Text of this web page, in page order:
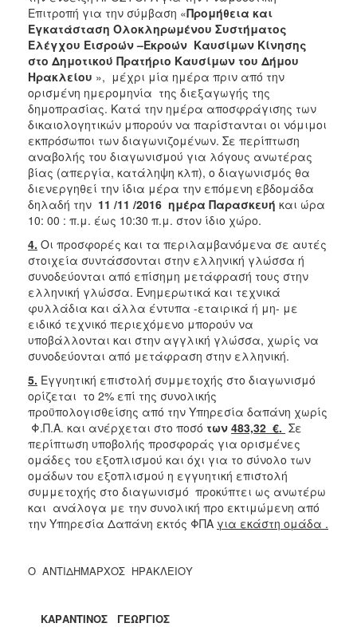
Επιτροπή για την σύμβαση «Προμήθεια και
Εγκατάσταση Ολοκληρωμένου Συστήματος
Ελέγχου Εισροών –Εκροών Καυσίμων Κίνησης
στο Δημοτικού Πρατήριο Καυσίμων του Δήμου
Ηρακλείου », μέχρι μία ημέρα πριν από την
ορισμένη ημερομηνία της διεξαγωγής της
δημοπρασίας. Κατά την ημέρα αποσφράγισης των
δικαιολογητικών μπορούν να παρίστανται οι νόμιμοι
εκπρόσωποι των διαγωνιζομένων. Σε περίπτωση
αναβολής του διαγωνισμού για λόγους ανωτέρας
βίας (απεργία, κατάληψη κλπ), ο διαγωνισμός θα
διενεργηθεί την ίδια μέρα την επόμενη εβδομάδα
δηλαδή την 11 /11 /2016 ημέρα Παρασκευή και ώρα
10: 00 : π.μ. έως 10:30 π.μ. στον ίδιο χώρο.
4. Οι προσφορές και τα περιλαμβανόμενα σε αυτές
στοιχεία συντάσσονται στην ελληνική γλώσσα ή
συνοδεύονται από επίσημη μετάφρασή τους στην
ελληνική γλώσσα. Ενημερωτικά και τεχνικά
φυλλάδια και άλλα έντυπα -εταιρικά ή μη- με
ειδικό τεχνικό περιεχόμενο μπορούν να
υποβάλλονται και στην αγγλική γλώσσα, χωρίς να
συνοδεύονται από μετάφραση στην ελληνική.
5. Εγγυητική επιστολή συμμετοχής στο διαγωνισμό
ορίζεται το 2% επί της συνολικής
προϋπολογισθείσης από την Υπηρεσία δαπάνη χωρίς
Φ.Π.Α. και ανέρχεται στο ποσό των 483,32 €. Σε
περίπτωση υποβολής προσφοράς για ορισμένες
ομάδες του εξοπλισμού και όχι για το σύνολο των
ομάδων του εξοπλισμού η εγγυητική επιστολή
συμμετοχής στο διαγωνισμό προκύπτει ως ανωτέρω
και ανάλογα με την συνολική προ εκτιμώμενη από
την Υπηρεσία Δαπάνη εκτός ΦΠΑ για εκάστη ομάδα .
Ο ΑΝΤΙΔΗΜΑΡΧΟΣ ΗΡΑΚΛΕΙΟΥ
ΚΑΡΑΝΤΙΝΟΣ ΓΕΩΡΓΙΟΣ